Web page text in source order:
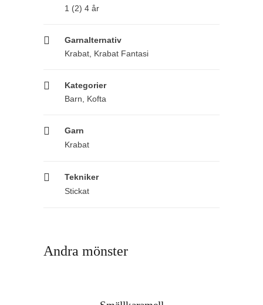
1 (2) 4 år
Garnalternativ
Krabat, Krabat Fantasi
Kategorier
Barn
Kofta
Garn
Krabat
Tekniker
Stickat
Andra mönster